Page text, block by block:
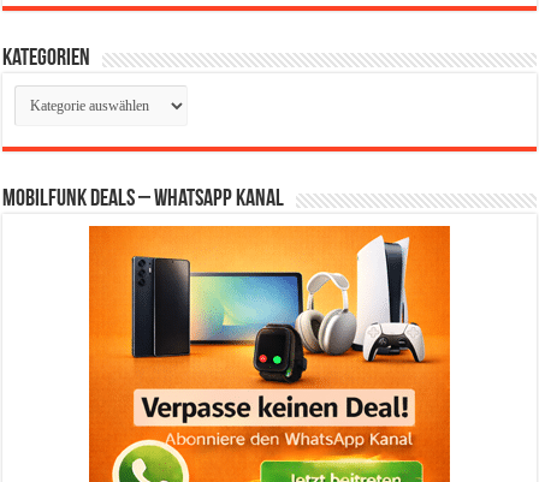
Kategorien
Kategorien
Mobilfunk Deals – WhatsApp Kanal